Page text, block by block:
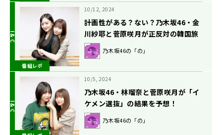
番組レポ
10/12, 2024
計画性がある？ない？乃木坂46・金
川紗耶と菅原咲月が正反対の韓国旅
行エピソードを語る
乃木坂46の「の」
10/5, 2024
乃木坂46・林瑠奈と菅原咲月が「イ
ケメン選抜」の結果を予想！
乃木坂46の「の」